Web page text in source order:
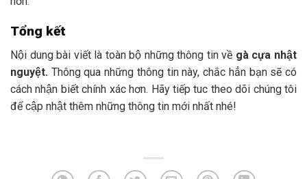
Tổng kết
Nội dung bài viết là toàn bộ những thông tin về gà cựa nhật
nguyệt. Thông qua những thông tin này, chắc hẳn bạn sẽ có
cách nhận biết chính xác hơn. Hãy tiếp tuc theo dõi chúng tôi
để cập nhật thêm những thông tin mới nhất nhé!